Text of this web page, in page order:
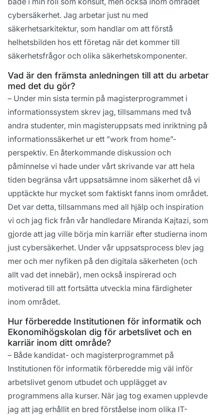
cybersäkerhet. Jag arbetar just nu med
säkerhetsarkitektur, som handlar om att förstå
helhetsbilden hos ett företag när det kommer till
säkerhetsfrågor och olika säkerhetskomponenter.
Vad är den främsta anledningen till att du arbetar
med det du gör?
– Under min sista termin på magisterprogrammet i
informationssystem skrev jag, tillsammans med två
andra studenter, min magisteruppsats med inriktning på
informationssäkerhet ur ett ”work from home”-
perspektiv. En återkommande diskussion och
påminnelse vi hade under vårt skrivande var att hela
tiden begränsa vårt uppsatsämne inom säkerhet då vi
upptäckte hur mycket som faktiskt fanns inom området.
Det var detta, tillsammans med all hjälp och inspiration
vi och jag fick från vår handledare Miranda Kajtazi, som
gjorde att jag ville börja min karriär efter studierna inom
just cybersäkerhet. Under vår uppsatsprocess blev jag
mer och mer nyfiken på den digitala säkerheten (och
allt vad det innebär), men också inspirerad och
motiverad till att fortsätta utveckla mina färdigheter
inom området.
Hur förberedde Institutionen för informatik och
Ekonomihögskolan dig för arbetslivet och en
karriär inom ditt område?
– Både kandidat- och magisterprogrammet på
Institutionen för informatik förberedde mig väl inför
arbetslivet genom utbudet och upplägget av
programmens alla kurser. När jag tog examen upplevde
jag att jag erhållit en bred förståelse inom olika IT-